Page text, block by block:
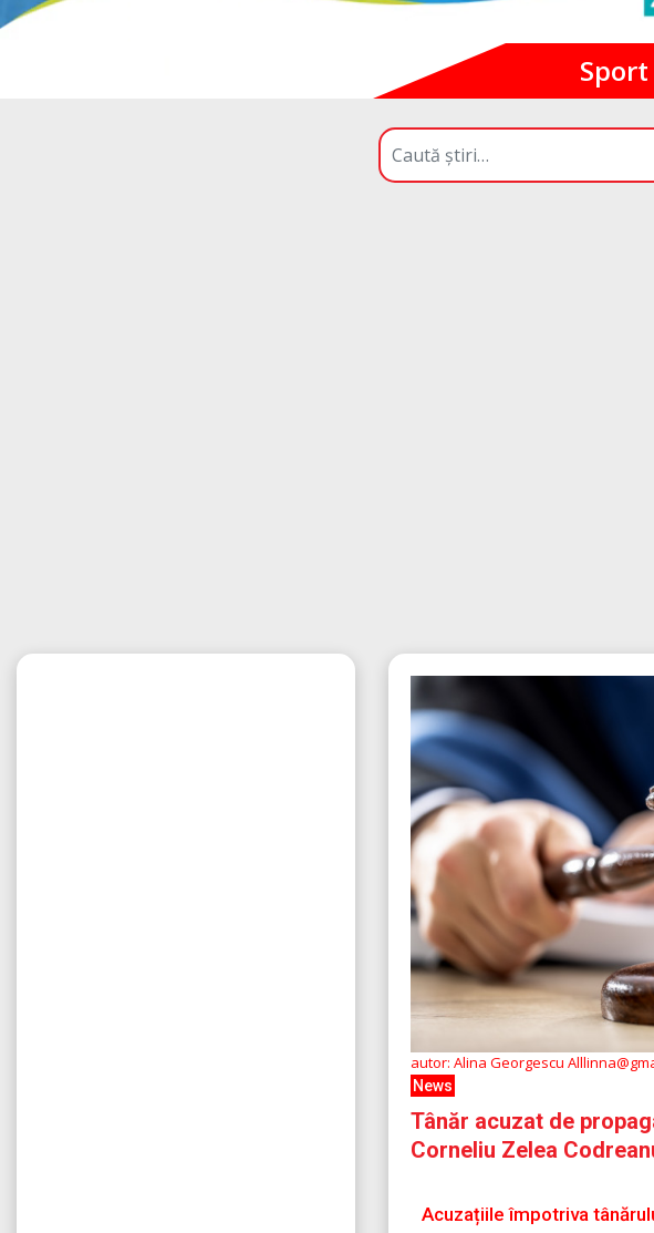
Sport
autor: Alina Georgescu
News
Tânăr acuzat de
Corneliu Zelea
Acuzațiile împotriva